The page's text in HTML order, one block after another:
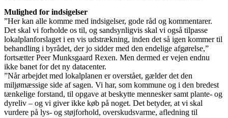
Mulighed for indsigelser
”Her kan alle komme med indsigelser, gode råd og kommentarer.
Det skal vi forholde os til, og sandsynligvis skal vi også tilpasse
lokalplanforslaget i en vis udstrækning, inden det så igen kommer til
behandling i byrådet, der jo sidder med den endelige afgørelse,”
fortsætter Peer Munksgaard Rexen. Men dermed er vejen endnu
ikke banet for det ny datacenter.
”Når arbejdet med lokalplanen er overstået, gælder det den
miljømæssige side af sagen. Vi har, som kommune og i den bredest
tænkelige forstand, til opgave at beskytte mennesker samt plante- og
dyreliv – og vi giver ikke køb på noget. Det betyder, at vi skal
vurdere på lys- og støjforhold, overskudsvarme, afledning til